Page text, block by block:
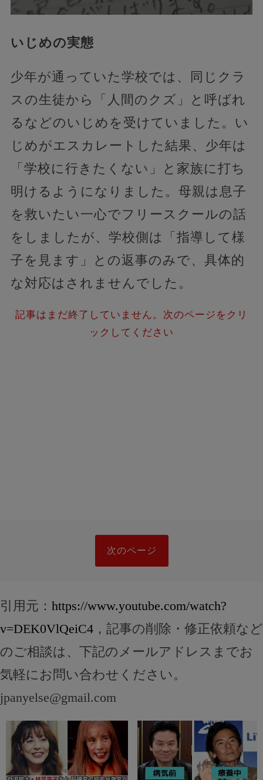
いじめの実態
少年が通っていた学校では、同じクラ
スの生徒から「人間のクズ」と呼ばれ
るなどのいじめを受けていました。い
じめがエスカレートした結果、少年は
「学校に行きたくない」と家族に打ち
明けるようになりました。母親は息子
を救いたい一心でフリースクールの話
をしましたが、学校側は「指導して様
子を見ます」との返事のみで、具体的
な対応はされませんでした。
記事はまだ終了していません。次のページをクリ
ックしてください
次のページ
引用元： https://www.youtube.com/watch?
v=DEK0VlQeiC4 ，記事の削除・修正依頼など
のご相談は、下記のメールアドレスまでお
気軽にお問い合わせください。
jpanyelse@gmail.com